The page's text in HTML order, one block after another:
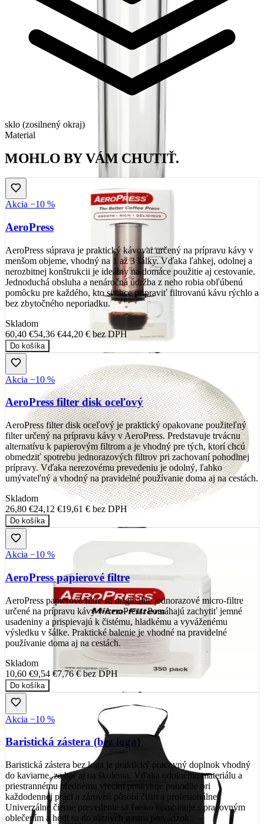
sklo (zosilnený okraj)
Material
MOHLO BY VÁM CHUTIŤ.
Akcia −10 %
AeroPress
AeroPress súprava je praktický kávovar určený na prípravu kávy v
menšom objeme, vhodný na 1 až 3 šálky. Vďaka ľahkej, odolnej a
nerozbitnej konštrukcii je ideálny na domáce použitie aj cestovanie.
Jednoduchá obsluha a nenáročná údržba z neho robia obľúbenú
pomôcku pre každého, kto si chce pripraviť filtrovanú kávu rýchlo a
bez zbytočného neporiadku.
Skladom
60,40 €54,36 €44,20 € bez DPH
Do košíka
Akcia −10 %
AeroPress filter disk oceľový
AeroPress filter disk oceľový je praktický opakovane použiteľný
filter určený na prípravu kávy v AeroPress. Predstavuje trvácnu
alternatívu k papierovým filtrom a je vhodný pre tých, ktorí chcú
obmedziť spotrebu jednorazových filtrov pri zachovaní pohodlnej
prípravy. Vďaka nerezovému prevedeniu je odolný, ľahko
umývateľný a vhodný na pravidelné používanie doma aj na cestách.
Skladom
26,80 €24,12 €19,61 € bez DPH
Do košíka
Akcia −10 %
AeroPress papierové filtre
AeroPress papierové filtre sú originálne jednorazové micro-filtre
určené na prípravu kávy v AeroPress. Pomáhajú zachytiť jemné
usadeniny a prispievajú k čistému, hladkému a vyváženému
výsledku v šálke. Praktické balenie je vhodné na pravidelné
používanie doma aj na cestách.
Skladom
10,60 €9,54 €7,76 €bez DPH
Do košíka
Akcia −10 %
Baristická zástera (bez loga)
Baristická zástera bez loga je praktický pracovný doplnok vhodný
do kaviarne, za bar aj na školenia. Vďaka odolnému materiálu a
priestrannému prednému vrecku poskytuje pohodlie pri
každodennej práci a zároveň pôsobí čisto a profesionálne.
Univerzálne čierne prevedenie sa ľahko kombinuje s pracovným
oblečením a hodí sa do rôznych gastro prevádzok.